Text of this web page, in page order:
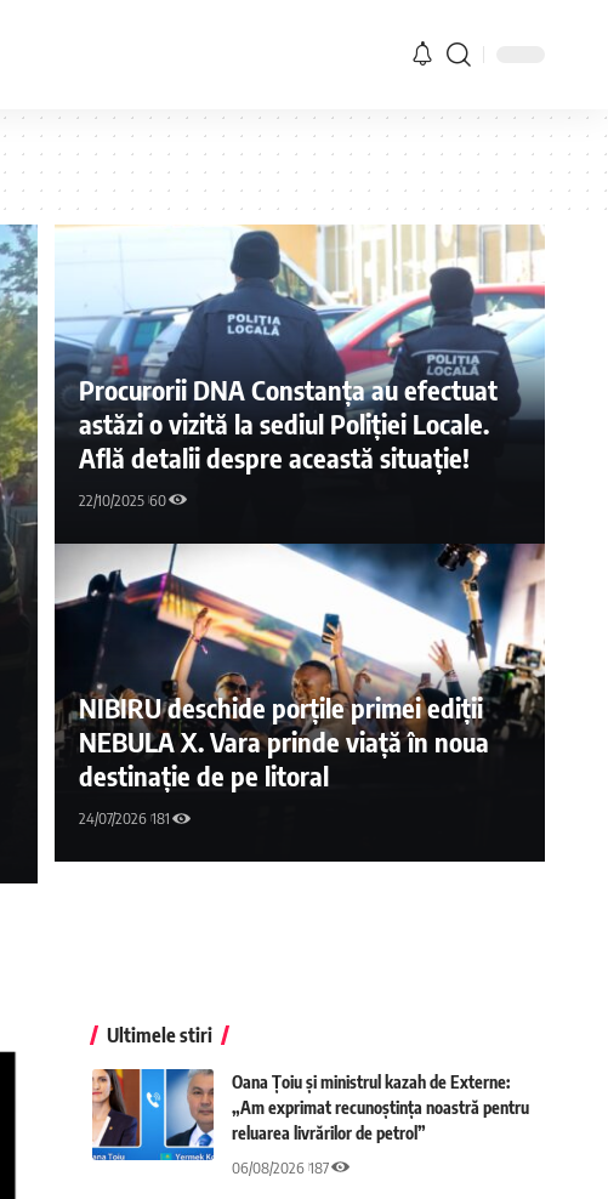
Procurorii DNA Constanța au efectuat
astăzi o vizită la sediul Poliției Locale.
Află detalii despre această situație!
22/10/2025 60
NIBIRU deschide porțile primei ediții
NEBULA X. Vara prinde viață în noua
destinație de pe litoral
24/07/2026 181
Ultimele stiri
Oana Țoiu și ministrul kazah de Externe:
„Am exprimat recunoștința noastră pentru
reluarea livrărilor de petrol”
06/08/2026 187